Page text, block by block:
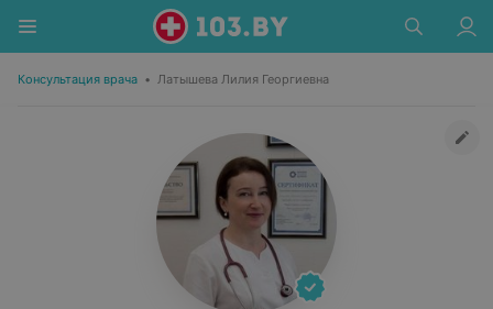
Консультация врача • Латышева Лилия Георгиевна